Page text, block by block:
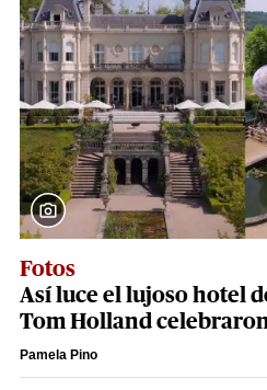
Fotos
Así luce el lujoso hotel
Tom Holland
Pamela Pino